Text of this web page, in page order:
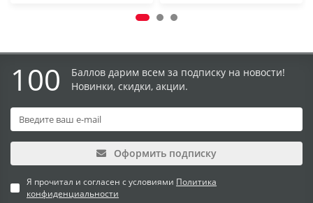
100
Баллов дарим всем за подписку на новости!
Новинки, скидки, акции.
Оформить подписку
Я прочитал и согласен с условиями Политика
конфиденциальности